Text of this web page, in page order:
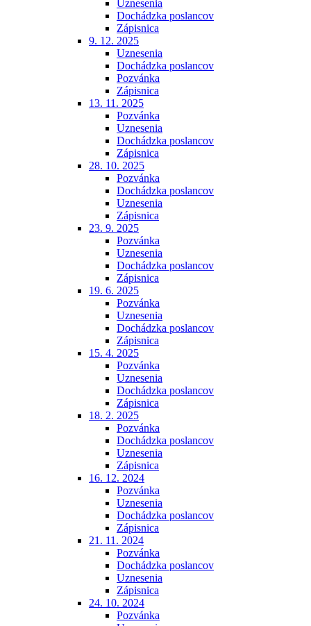
Uznesenia
Dochádzka poslancov
Zápisnica
9. 12. 2025
Uznesenia
Dochádzka poslancov
Pozvánka
Zápisnica
13. 11. 2025
Pozvánka
Uznesenia
Dochádzka poslancov
Zápisnica
28. 10. 2025
Pozvánka
Dochádzka poslancov
Uznesenia
Zápisnica
23. 9. 2025
Pozvánka
Uznesenia
Dochádzka poslancov
Zápisnica
19. 6. 2025
Pozvánka
Uznesenia
Dochádzka poslancov
Zápisnica
15. 4. 2025
Pozvánka
Uznesenia
Dochádzka poslancov
Zápisnica
18. 2. 2025
Pozvánka
Dochádzka poslancov
Uznesenia
Zápisnica
16. 12. 2024
Pozvánka
Uznesenia
Dochádzka poslancov
Zápisnica
21. 11. 2024
Pozvánka
Dochádzka poslancov
Uznesenia
Zápisnica
24. 10. 2024
Pozvánka